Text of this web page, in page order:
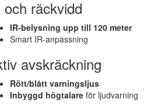
och räckvidd
IR-belysning upp till 120 meter
Smart IR-anpassning
avskräckning
Rött/blått varningsljus
Inbyggd högtalare för ljudvarning